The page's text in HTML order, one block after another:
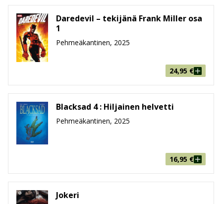
ALV
13.5 %
Sivumäärä
72
Koko
leveys x korkeus x paksuus
Paino
Daredevil – tekijänä Frank Miller osa
1
Pehmeäkantinen, 2025
24,95 €
Blacksad 4 : Hiljainen helvetti
Pehmeäkantinen, 2025
16,95 €
Jokeri